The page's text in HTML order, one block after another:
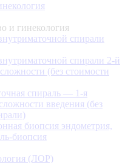
и гинекология
спирали
спирали 2-й
(без стоимости
спираль — 1-я
введения (без
биопсия эндометрия,
биопсия
(ЛОР)